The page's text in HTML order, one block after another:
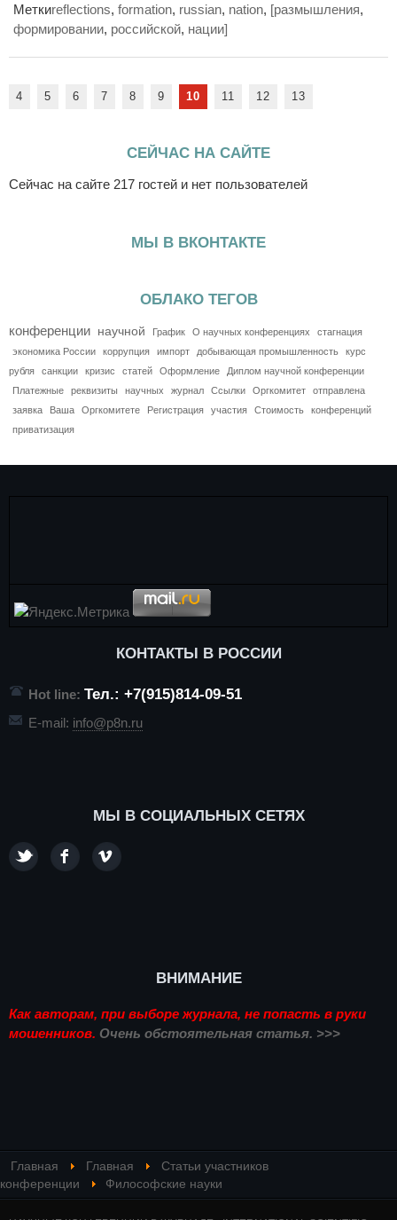
Меткиreflections, formation, russian, nation, [размышления,
формировании, российской, нации]
4 5 6 7 8 9 10 11 12 13
СЕЙЧАС НА САЙТЕ
Сейчас на сайте 217 гостей и нет пользователей
МЫ В ВКОНТАКТЕ
ОБЛАКО ТЕГОВ
конференции научной График О научных конференциях
стагнация
экономика России
коррупция импорт добывающая промышленность
курс
рубля
санкции кризис статей Оформление
Диплом научной конференции
Платежные
реквизиты научных журнал Ссылки Оргкомитет
отправлена
заявка
Ваша Оргкомитете Регистрация участия Стоимость
конференций
приватизация
КОНТАКТЫ В РОССИИ
Hot line: Тел.: +7(915)814-09-51
E-mail: info@p8n.ru
МЫ В СОЦИАЛЬНЫХ СЕТЯХ
ВНИМАНИЕ
Как авторам, при выборе журнала, не попасть в руки
мошенников. Очень обстоятельная статья. >>>
Главная Главная
Статьи участников
конференции
Философские науки